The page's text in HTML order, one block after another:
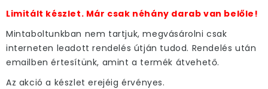
Limitált készlet. Már csak néhány darab van belőle!
Mintaboltunkban nem tartjuk, megvásárolni csak
interneten leadott rendelés útján tudod. Rendelés után
emailben értesítünk, amint a termék átvehető.
Az akció a készlet erejéig érvényes.